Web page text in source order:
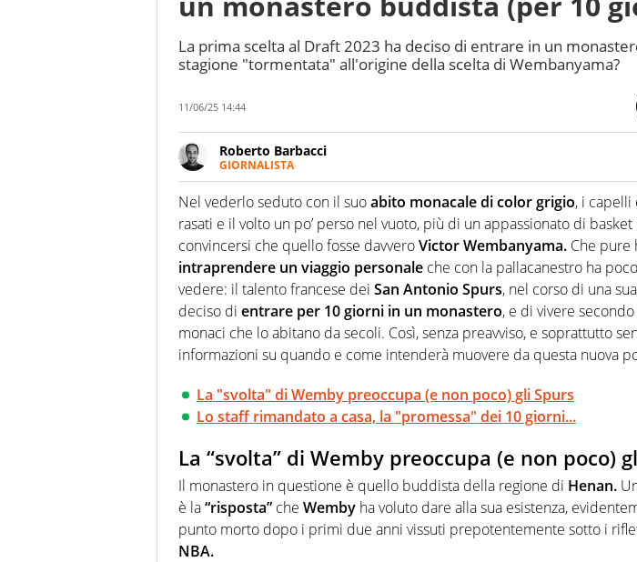
La prima scelta al Draft 2023 ha deciso di entrare in un
stagione "tormentata" all'origine della scelta di Wembanyama?
11/06/25 14:44
Roberto Barbacci
GIORNALISTA
Giornalista (pubblicista) sportivo a tutto campo, è il tuttologo di
chiedergli di boxe, di scherma, di volley o di curling: ve ne farà
Nel vederlo seduto con il suoabito monacale di color grigio, i
rasati e il volto un po’ perso nel vuoto, più di un appassionato di basket
convincersi che quello fosse davveroVictor Wembanyama. Che pure
intraprendere un viaggio personale che con la pallacanestro ha
vedere: il talento francese dei San Antonio Spurs, nel corso di una
deciso di entrare per 10 giorni in un monastero, e di vivere
monaci che lo abitano da secoli. Così, senza preavviso, e soprattutto
informazioni su quando e come intenderà muovere da questa nuova
La "svolta" di Wemby preoccupa (e non poco) gli Spurs
Lo staff rimandato a casa, la "promessa" dei 10 giorni...
La “svolta” di Wemby preoccupa (e non poco)
Il monastero in questione è quello buddista della regione di Henan.
è la“risposta” che Wemby ha voluto dare alla sua esistenza,
punto morto dopo i primi due anni vissuti prepotentemente sotto i
NBA.